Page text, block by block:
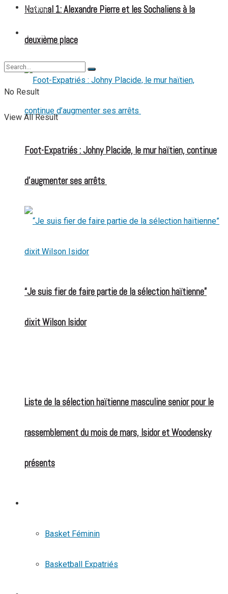
National 1: Alexandre Pierre et les Sochaliens à la
deuxième place
Foot-Expatriés : Johny Placide, le mur haïtien, continue
d’augmenter ses arrêts
“Je suis fier de faire partie de la sélection haïtienne”
dixit Wilson Isidor
Liste de la sélection haïtienne masculine senior pour le
rassemblement du mois de mars, Isidor et Woodensky
présents
Basket Féminin
Basketball Expatriés
TENNIS
No Result
View All Result